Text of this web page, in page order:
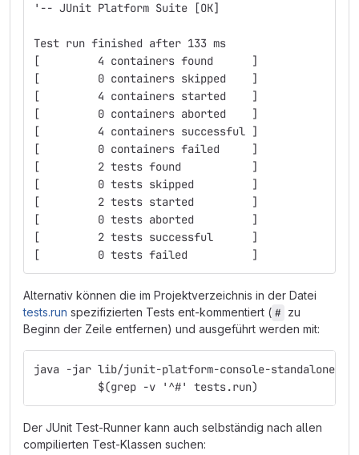
'-- JUnit Platform Suite [OK]
Test run finished after 133 ms
[         4 containers found      ]
[         0 containers skipped    ]
[         4 containers started    ]
[         0 containers aborted    ]
[         4 containers successful ]
[         0 containers failed     ]
[         2 tests found           ]
[         0 tests skipped         ]
[         2 tests started         ]
[         0 tests aborted         ]
[         2 tests successful      ]
[         0 tests failed          ]
Alternativ können die im Projektverzeichnis in der Datei
tests.run spezifizierten Tests ent-kommentiert ( # zu
Beginn der Zeile entfernen) und ausgeführt werden mit:
java -jar lib/junit-platform-console-standalone-
          $(grep -v '^#' tests.run)
Der JUnit Test-Runner kann auch selbständig nach allen
compilierten Test-Klassen suchen: